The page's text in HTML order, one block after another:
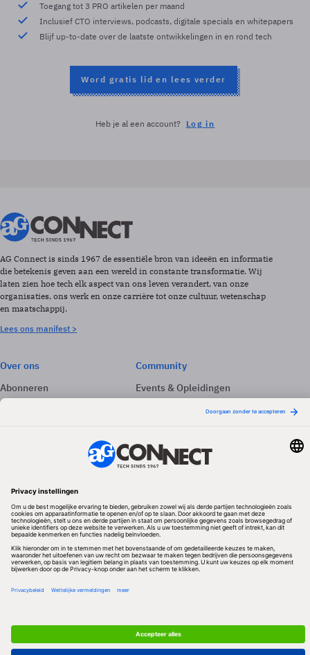
Toegang tot 3 PRO artikelen per maand
Inclusief CTO interviews, podcasts, digitale specials en whitepapers
Blijf up-to-date over de laatste ontwikkelingen in en rond tech
Word gratis lid en lees verder
Heb je al een account? Log in
AG Connect is sinds 1967 de essentiële bron van ideeën en informatie
die betekenis geven aan een wereld in constante transformatie. Wij
laten zien hoe tech elk aspect van ons leven verandert, van onze
organisaties, ons werk en onze carrière tot onze cultuur, wetenschap
en maatschappij.
Lees ons manifest >
Over ons
Abonneren
Adverteren
Community
Events & Opleidingen
Volg ons
Redactionele partner
Algemene Voorwaarden & Copyrights